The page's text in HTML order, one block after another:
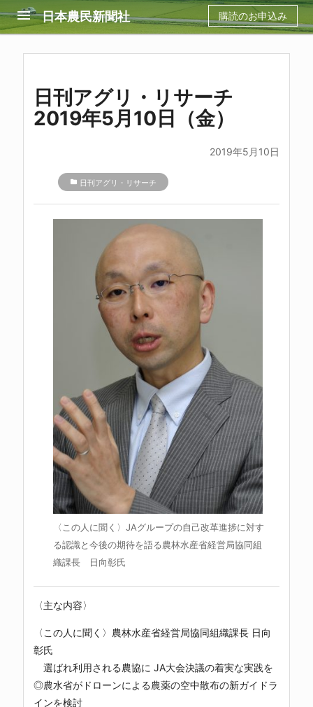
menu 日本農民新聞社 購読のお申込み
日刊アグリ・リサーチ
2019年5月10日（金）
2019年5月10日
folder 日刊アグリ・リサーチ
〈この人に聞く〉JAグループの自己改革進捗に対す
る認識と今後の期待を語る農林水産省経営局協同組
織課長 日向彰氏
〈主な内容〉
〈この人に聞く〉農林水産省経営局協同組織課長 日向
彰氏
選ばれ利用される農協に JA大会決議の着実な実践を
◎農水省がドローンによる農薬の空中散布の新ガイドラ
インを検討